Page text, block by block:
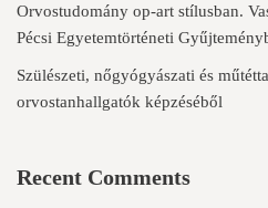
Orvostudomány op-art stílusban.
Pécsi Egyetemtörténeti
Szülészeti, nőgyógyászati és
orvostanhallgatók képzéséből
Recent Comments